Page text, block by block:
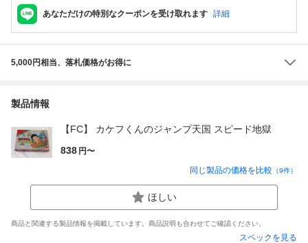
あなただけの特別なクーポンを受け取れます 詳細
5,000円相当、落札価格がお得に
製品情報
【FC】 カケフくんのジャンプ天国 スピード地獄
838 円〜
同じ製品の価格を比較 （9件）
ほしい
商品と関連する製品情報を掲載しています。商品説明も合わせてご確認ください。
スペックを見る